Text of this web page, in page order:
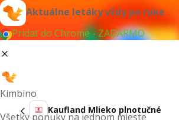
Aktuálne letáky vždy po ruke
Pridať do Chrome - ZADARMO
Kimbino
Všetky ponuky na jednom mieste
Kaufland Mlieko plnotučné